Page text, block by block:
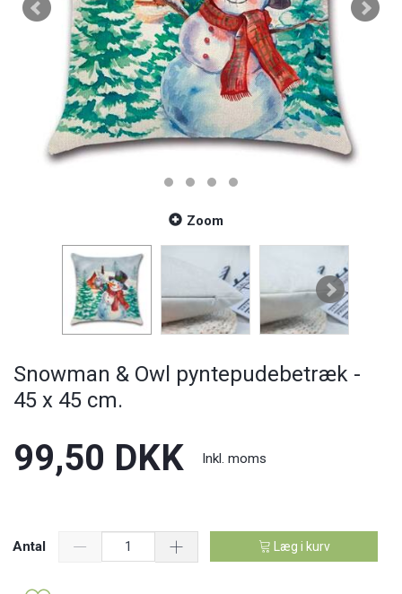
Zoom
Snowman & Owl pyntepudebetræk -
45 x 45 cm.
99,50 DKK Inkl. moms
Antal Læg i kurv